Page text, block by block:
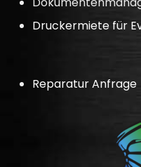
Druckermiete für
Reparatur Anfrage